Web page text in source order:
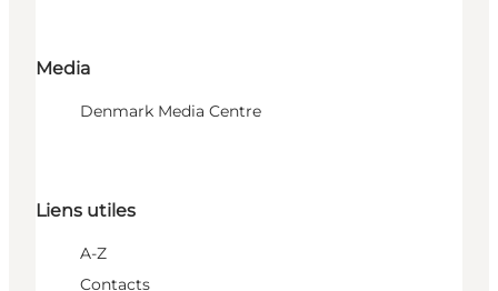
Media
Denmark Media Centre
Liens utiles
A-Z
Contacts